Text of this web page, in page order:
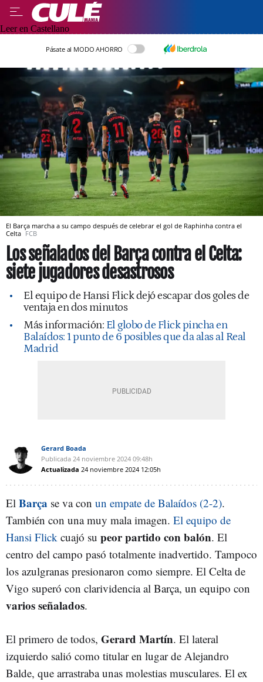
Leer en Castellano
Pásate al MODO AHORRO
El Barça marcha a su campo después de celebrar el gol de Raphinha contra el
Celta FCB
Los señalados del Barça contra el Celta:
siete jugadores desastrosos
El equipo de Hansi Flick dejó escapar dos goles de
ventaja en dos minutos
Más información: El globo de Flick pincha en
Balaídos: 1 punto de 6 posibles que da alas al Real
Madrid
Gerard Boada
Publicada 24 noviembre 2024 09:48h
Actualizada 24 noviembre 2024 12:05h
El Barça se va con un empate de Balaídos (2-2).
También con una muy mala imagen. El equipo de
Hansi Flick cuajó su peor partido con balón. El
centro del campo pasó totalmente inadvertido. Tampoco
los azulgranas presionaron como siempre. El Celta de
Vigo superó con clarividencia al Barça, un equipo con
varios señalados.
El primero de todos, Gerard Martín. El lateral
izquierdo salió como titular en lugar de Alejandro
Balde, que arrastraba unas molestias musculares. El ex